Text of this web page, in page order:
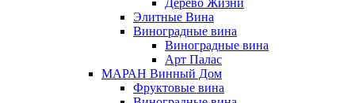
Дерево Жизни
Элитные Вина
Виноградные вина
Виноградные вина
Арт Палас
МАРАН Винный Дом
Фруктовые вина